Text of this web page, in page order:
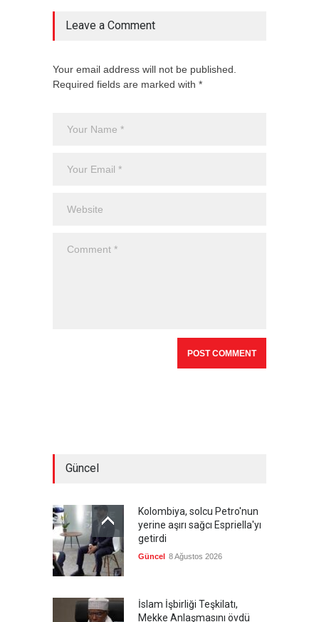
Leave a Comment
Your email address will not be published.
Required fields are marked with *
Güncel
Kolombiya, solcu Petro'nun
yerine aşırı sağcı Espriella'yı
getirdi
Güncel 8 Ağustos 2026
İslam İşbirliği Teşkilatı,
Mekke Anlaşmasını övdü